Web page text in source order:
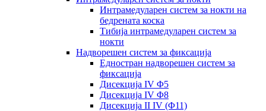
Интрамедуларен систем за нокти на
бедрената коска
Тибија интрамедуларен систем за
нокти
Надворешен систем за фиксација
Едностран надворешен систем за
фиксација
Дисекција IV Φ5
Дисекција IV Φ8
Дисекција II IV (Φ11)